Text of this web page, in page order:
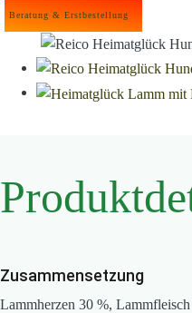
Beratung & Erstbestellung
Zusammensetzung
Lammherzen 30 %,